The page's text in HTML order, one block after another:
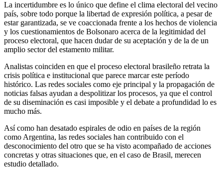
La incertidumbre es lo único que define el clima electoral del vecino
país, sobre todo porque la libertad de expresión política, a pesar de
estar garantizada, se ve coaccionada frente a los hechos de violencia
y los cuestionamientos de Bolsonaro acerca de la legitimidad del
proceso electoral, que hacen dudar de su aceptación y de la de un
amplio sector del estamento militar.
Analistas coinciden en que el proceso electoral brasileño retrata la
crisis política e institucional que parece marcar este período
histórico. Las redes sociales como eje principal y la propagación de
noticias falsas ayudan a despolitizar los procesos, ya que el control
de su diseminación es casi imposible y el debate a profundidad lo es
mucho más.
Así como han desatado espirales de odio en países de la región
como Argentina, las redes sociales han contribuido con el
desconocimiento del otro que se ha visto acompañado de acciones
concretas y otras situaciones que, en el caso de Brasil, merecen
estudio detallado.